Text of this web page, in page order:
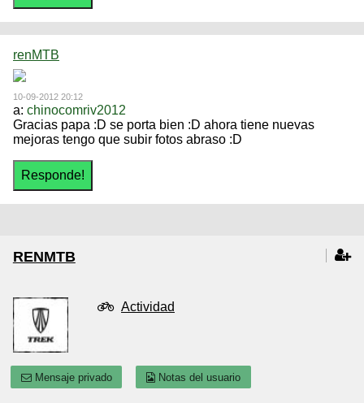
renMTB
10-09-2012 20:12
a: chinocomriv2012
Gracias papa :D se porta bien :D ahora tiene nuevas
mejoras tengo que subir fotos abraso :D
RENMTB
Actividad
Mensaje privado Notas del usuario